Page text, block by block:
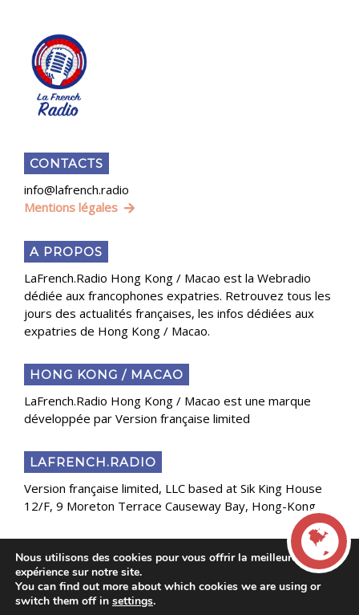
CONTACTS
info@lafrench.radio
Mentions légales
A PROPOS
LaFrench.Radio Hong Kong / Macao est la Webradio
dédiée aux francophones expatries. Retrouvez tous les
jours des actualités françaises, les infos dédiées aux
expatries de Hong Kong / Macao.
HONG KONG / MACAO
LaFrench.Radio Hong Kong / Macao est une marque
développée par Version française limited
LAFRENCH.RADIO
Version française limited, LLC based at Sik King House
12/F, 9 Moreton Terrace Causeway Bay, Hong-Kong
Copyright 2025 Presse Généraliste des Français de
l’Étranger
LIVE
Nous utilisons des cookies pour vous offrir la meilleure
expérience sur notre site.
You can find out more about which cookies we are using or
switch them off in settings.